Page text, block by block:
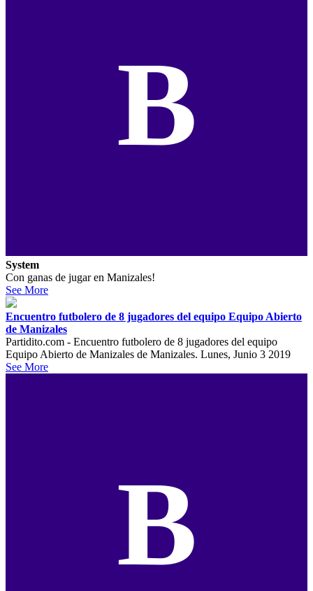
B
System
Con ganas de jugar en Manizales!
See More
Encuentro futbolero de 8 jugadores del equipo Equipo Abierto
de Manizales
Partidito.com - Encuentro futbolero de 8 jugadores del equipo
Equipo Abierto de Manizales de Manizales. Lunes, Junio 3 2019
See More
B